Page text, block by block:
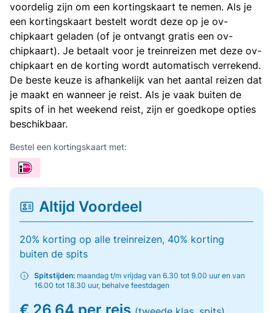
voordelig zijn om een kortingskaart te nemen. Als je
een kortingskaart bestelt wordt deze op je ov-
chipkaart geladen (of je ontvangt gratis een ov-
chipkaart). Je betaalt voor je treinreizen met deze ov-
chipkaart en de korting wordt automatisch verrekend.
De beste keuze is afhankelijk van het aantal reizen dat
je maakt en wanneer je reist. Als je vaak buiten de
spits of in het weekend reist, zijn er goedkope opties
beschikbaar.
Bestel een kortingskaart met:
Altijd Voordeel
20% korting op alle treinreizen, 40% korting
buiten de spits
Spitstijden: maandag t/m vrijdag van 6.30 tot 9.00 uur en van
16.00 tot 18.30 uur, behalve feestdagen